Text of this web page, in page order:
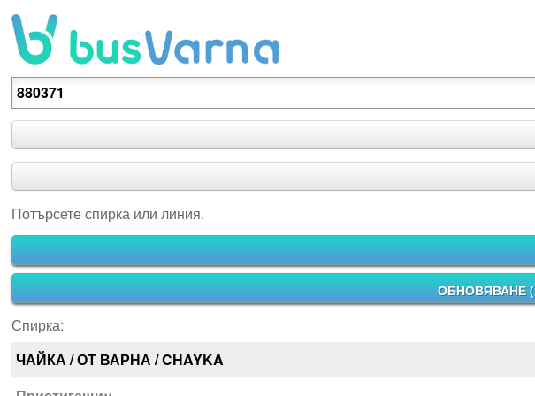
Потърсете спирка или линия.
Потърсете спирка или линия.
ОБНОВЯВАНЕ (
Спирка:
ЧАЙКА / ОТ ВАРНА / CHAYKA